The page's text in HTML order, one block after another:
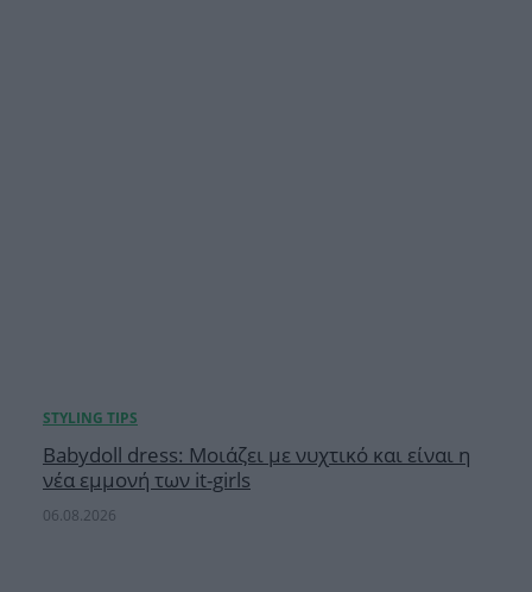
Babydoll dress: Μοιάζει με νυχτικό και είναι η
νέα εμμονή των it-girls
06.08.2026